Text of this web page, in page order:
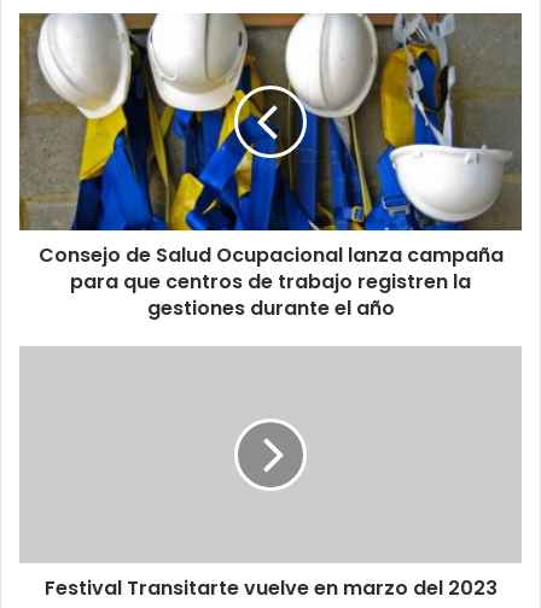
Consejo
Salud
Ocupacional
lanza
campaña
para
que
centros
Consejo de Salud Ocupacional lanza campaña
para que centros de trabajo registren la
gestiones durante el año
Festival Transitarte vuelve en marzo del 2023